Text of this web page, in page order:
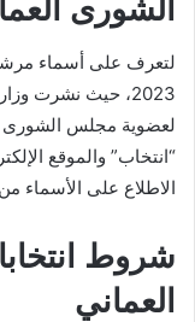
الشورى العماني
لتعرف على أسماء
2023، حيث نشرت
لعضوية مجلس الشورى
الاطلاع على الأسماء
شروط
العماني